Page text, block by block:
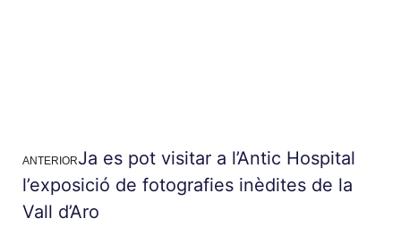
ANTERIORJa es pot visitar a l’Antic Hospital
l’exposició de fotografies inèdites de la
Vall d’Aro